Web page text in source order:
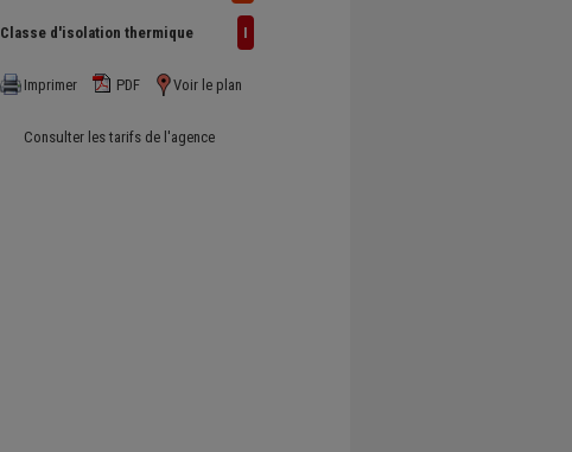
Classe d'isolation thermique I
Imprimer PDF Voir le plan
Consulter les tarifs de l'agence